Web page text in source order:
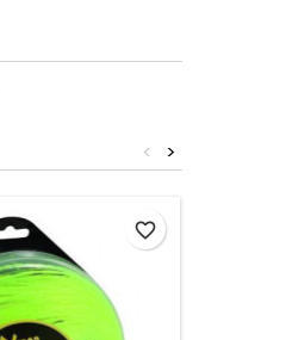
>
<
favorite_border